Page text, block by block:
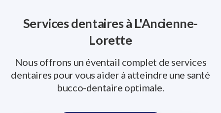
Services dentaires à L'Ancienne-
Lorette
Nous offrons un éventail complet de services
dentaires pour vous aider à atteindre une santé
bucco-dentaire optimale.